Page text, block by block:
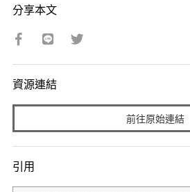
分享本文
資源連結
前往原始連結
引用